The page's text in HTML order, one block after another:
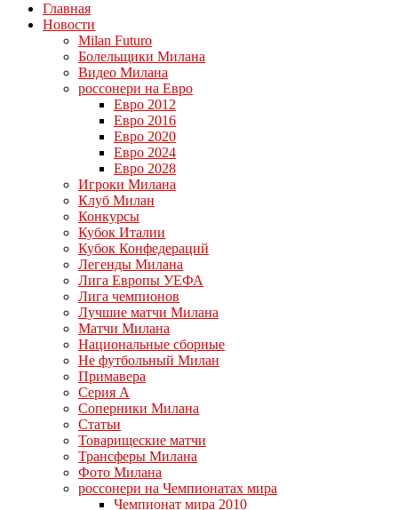
Главная
Новости
Milan Futuro
Болельщики Милана
Видео Милана
россонери на Евро
Евро 2012
Евро 2016
Евро 2020
Евро 2024
Евро 2028
Игроки Милана
Клуб Милан
Конкурсы
Кубок Италии
Кубок Конфедераций
Легенды Милана
Лига Европы УЕФА
Лига чемпионов
Лучшие матчи Милана
Матчи Милана
Национальные сборные
Не футбольный Милан
Примавера
Серия А
Соперники Милана
Статьи
Товарищеские матчи
Трансферы Милана
Фото Милана
россонери на Чемпионатах мира
Чемпионат мира 2010